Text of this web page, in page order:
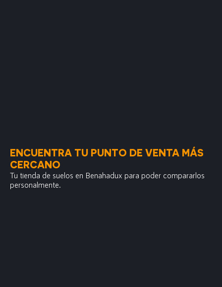
ENCUENTRA TU PUNTO DE VENTA MÁS
CERCANO
Tu tienda de suelos en Benahadux para poder compararlos
personalmente.